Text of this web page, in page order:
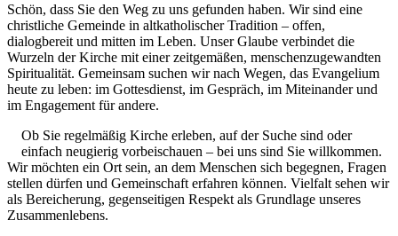
Schön, dass Sie den Weg zu uns gefunden haben. Wir sind eine
christliche Gemeinde in altkatholischer Tradition – offen,
dialogbereit und mitten im Leben. Unser Glaube verbindet die
Wurzeln der Kirche mit einer zeitgemäßen, menschenzugewandten
Spiritualität. Gemeinsam suchen wir nach Wegen, das Evangelium
heute zu leben: im Gottesdienst, im Gespräch, im Miteinander und
im Engagement für andere.
Ob Sie regelmäßig Kirche erleben, auf der Suche sind oder
einfach neugierig vorbeischauen – bei uns sind Sie willkommen.
Wir möchten ein Ort sein, an dem Menschen sich begegnen, Fragen
stellen dürfen und Gemeinschaft erfahren können. Vielfalt sehen wir
als Bereicherung, gegenseitigen Respekt als Grundlage unseres
Zusammenlebens.